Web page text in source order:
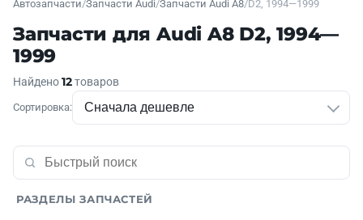
Автозапчасти/Запчасти Audi/Запчасти Audi A8/D2, 1994—1999
Запчасти для Audi A8 D2, 1994—
1999
Найдено12товаров
Сортировка:
РАЗДЕЛЫ ЗАПЧАСТЕЙ